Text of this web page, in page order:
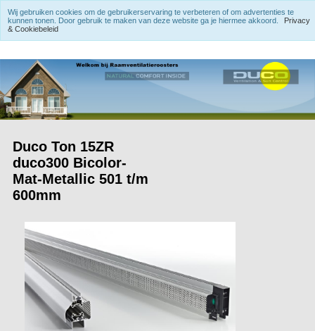
Duco Ton 15ZR
duco300 Bicolor-
Mat-Metallic 501 t/m
600mm
Wij gebruiken cookies om de gebruikerservaring te verbeteren of om advertenties te
kunnen tonen. Door gebruik te maken van deze website ga je hiermee akkoord.
Privacy
& Cookiebeleid